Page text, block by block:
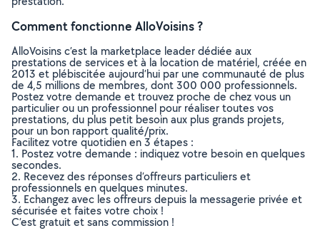
Comment fonctionne AlloVoisins ?
AlloVoisins c’est la marketplace leader dédiée aux
prestations de services et à la location de matériel, créée en
2013 et plébiscitée aujourd’hui par une communauté de plus
de 4,5 millions de membres, dont 300 000 professionnels.
Postez votre demande et trouvez proche de chez vous un
particulier ou un professionnel pour réaliser toutes vos
prestations, du plus petit besoin aux plus grands projets,
pour un bon rapport qualité/prix.
Facilitez votre quotidien en 3 étapes :
1. Postez votre demande : indiquez votre besoin en quelques
secondes.
2. Recevez des réponses d’offreurs particuliers et
professionnels en quelques minutes.
3. Echangez avec les offreurs depuis la messagerie privée et
sécurisée et faites votre choix !
C’est gratuit et sans commission !